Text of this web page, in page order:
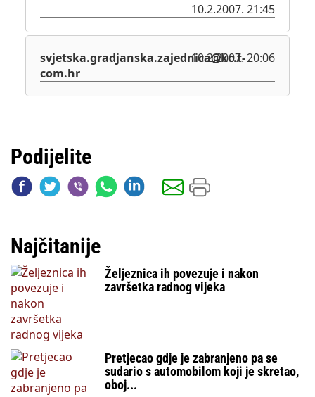
10.2.2007. 21:45
svjetska.gradjanska.zajednica@kc.t-
com.hr
10.2.2007. 20:06
Podijelite
Najčitanije
Željeznica ih povezuje i nakon
završetka radnog vijeka
Pretjecao gdje je zabranjeno pa se
sudario s automobilom koji je skretao,
oboj...